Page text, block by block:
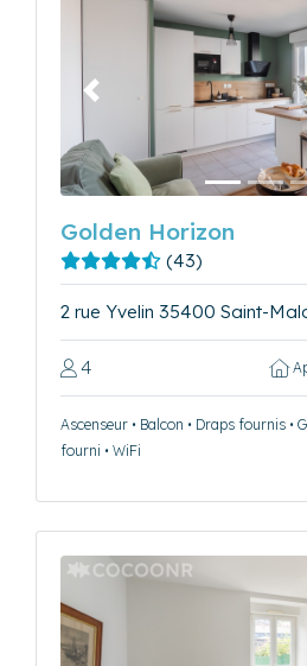
Précédent
Golden Horizon
(43)
2 rue Yvelin 35400 Saint-
4
Ascenseur • Balcon • Draps fournis •
fourni • WiFi